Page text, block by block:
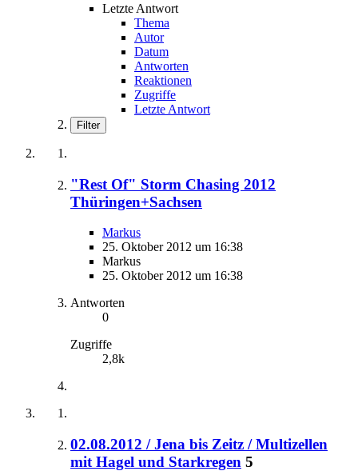
Letzte Antwort
Thema
Autor
Datum
Antworten
Reaktionen
Zugriffe
Letzte Antwort
Filter
"Rest Of" Storm Chasing 2012
Thüringen+Sachsen
Markus
25. Oktober 2012 um 16:38
Markus
25. Oktober 2012 um 16:38
Antworten
0
Zugriffe
2,8k
02.08.2012 / Jena bis Zeitz / Multizellen
mit Hagel und Starkregen 5